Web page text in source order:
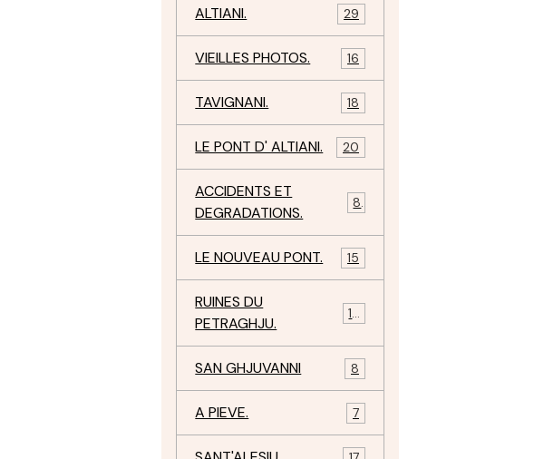
ALTIANI. 29
VIEILLES PHOTOS. 16
TAVIGNANI. 18
LE PONT D' ALTIANI. 20
ACCIDENTS ET
DEGRADATIONS.
8
LE NOUVEAU PONT. 15
RUINES DU
PETRAGHJU.
12
SAN GHJUVANNI 8
A PIEVE. 7